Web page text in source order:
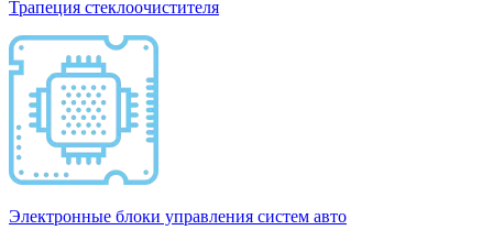
Трапеция стеклоочистителя
Электронные блоки управления систем авто